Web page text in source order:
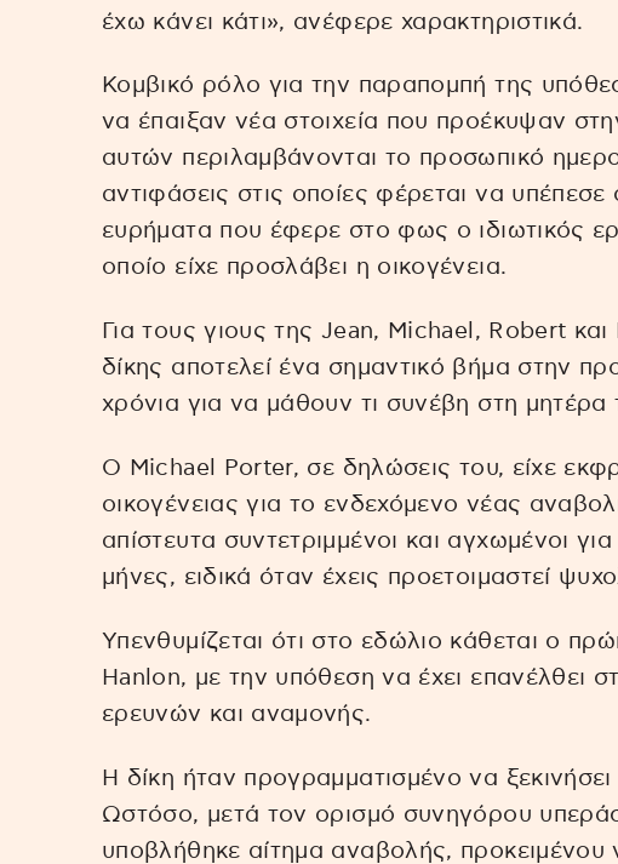
έχω κάνει κάτι», ανέφερε χαρακτηριστικά.
Κομβικό ρόλο για την παραπομπή της
να έπαιξαν νέα στοιχεία που προέκυψαν
αυτών περιλαμβάνονται το προσωπικό
αντιφάσεις στις οποίες φέρεται να
ευρήματα που έφερε στο φως ο ιδιωτικός
οποίο είχε προσλάβει η οικογένεια.
Για τους γιους της Jean, Michael, Robert
δίκης αποτελεί ένα σημαντικό βήμα στην
χρόνια για να μάθουν τι συνέβη στη μητέρα
Ο Michael Porter, σε δηλώσεις του, είχε
οικογένειας για το ενδεχόμενο νέας
απίστευτα συντετριμμένοι και αγχωμένοι
μήνες, ειδικά όταν έχεις προετοιμαστεί
Υπενθυμίζεται ότι στο εδώλιο κάθεται ο
Hanlon, με την υπόθεση να έχει επανέλθει
ερευνών και αναμονής.
Η δίκη ήταν προγραμματισμένο να
Ωστόσο, μετά τον ορισμό συνηγόρου
υποβλήθηκε αίτημα αναβολής, προκειμένου